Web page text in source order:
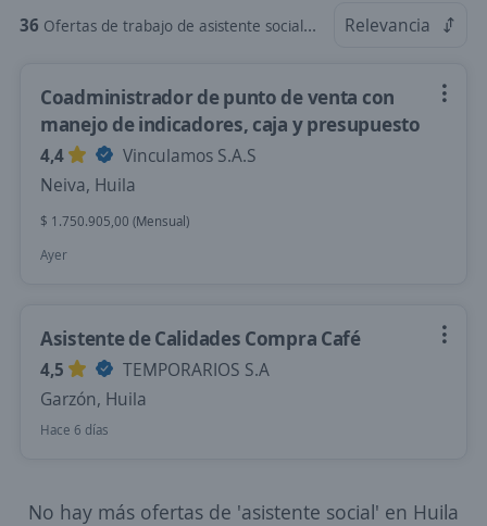
36 Ofertas de trabajo de asistente social en Huila Relevancia
Coadministrador de punto de venta con
manejo de indicadores, caja y presupuesto
4,4
Vinculamos S.A.S
Neiva, Huila
$ 1.750.905,00 (Mensual)
Ayer
Asistente de Calidades Compra Café
4,5
TEMPORARIOS S.A
Garzón, Huila
Hace 6 días
No hay más ofertas de 'asistente social' en Huila